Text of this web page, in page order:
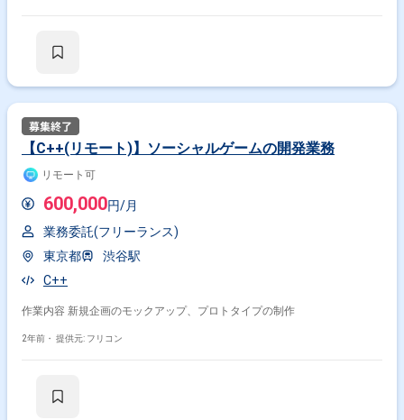
【C++(リモート)】ソーシャルゲームの開発業務
リモート可
600,000円/月
業務委託(フリーランス)
東京都
渋谷駅
C++
作業内容 新規企画のモックアップ、プロトタイプの制作
2年前・ 提供元: フリコン